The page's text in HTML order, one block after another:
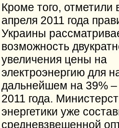
Кроме того,
апреля 2011 года
Украины
возможность
увеличения цены на
электроэнергию для
дальнейшем на 39% –
2011 года.
энергетики уже
средневзвешенной